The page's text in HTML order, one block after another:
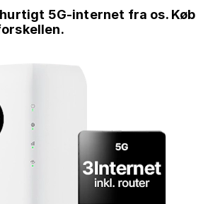
5G-internet fra os. Køb